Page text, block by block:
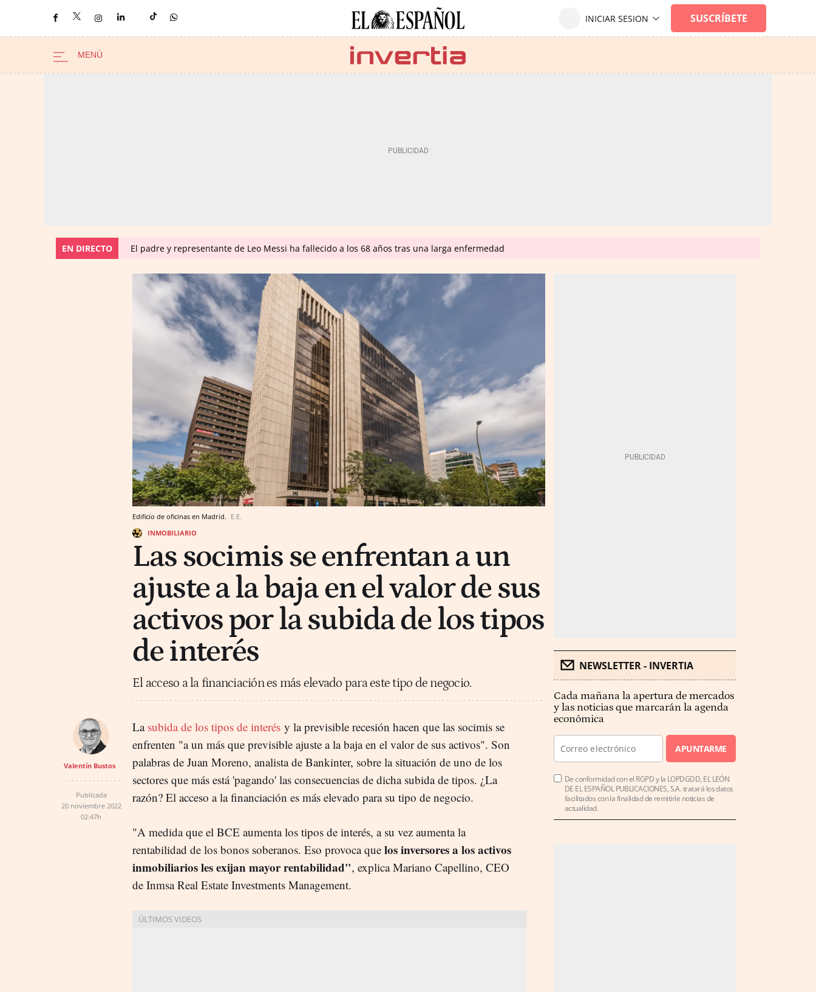
EN DIRECTO El padre y representante de Leo Messi ha fallecido a los 68 años tras una larga enfermedad
Edificio de oficinas en Madrid. E.E.
INMOBILIARIO
Las socimis se enfrentan a un
ajuste a la baja en el valor de sus
activos por la subida de los tipos
de interés
El acceso a la financiación es más elevado para este tipo de negocio.
Valentín Bustos
Publicada
20 noviembre 2022
02:47h
La subida de los tipos de interés y la previsible recesión hacen que las socimis se
enfrenten "a un más que previsible ajuste a la baja en el valor de sus activos". Son
palabras de Juan Moreno, analista de Bankinter, sobre la situación de uno de los
sectores que más está 'pagando' las consecuencias de dicha subida de tipos. ¿La
razón? El acceso a la financiación es más elevado para su tipo de negocio.
"A medida que el BCE aumenta los tipos de interés, a su vez aumenta la
rentabilidad de los bonos soberanos. Eso provoca que los inversores a los activos
inmobiliarios lesexijan mayor rentabilidad", explica Mariano Capellino, CEO
de Inmsa Real Estate Investments Management.
NEWSLETTER - INVERTIA
Cada mañana la apertura de mercados
y las noticias que marcarán la agenda
económica
APUNTARME
De conformidad con el RGPD y la LOPDGDD, EL LEÓN
DE EL ESPAÑOL PUBLICACIONES, S.A. tratará los datos
facilitados con la finalidad de remitirle noticias de
actualidad.